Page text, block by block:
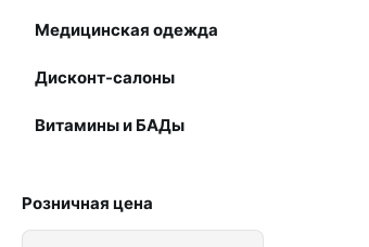
Медицинская одежда
Дисконт-салоны
Витамины и БАДы
Розничная цена